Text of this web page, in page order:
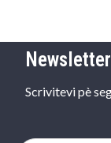
Newsletter
Scrivitevi pè